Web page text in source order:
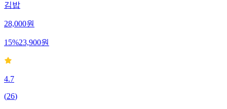
김밥
28,000원
15%23,900원
4.7
(26)